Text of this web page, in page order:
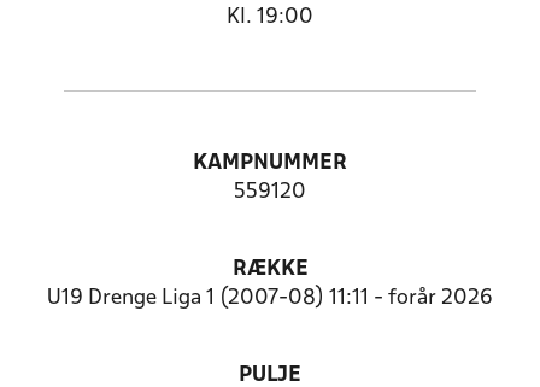
Kl. 19:00
KAMPNUMMER
559120
RÆKKE
U19 Drenge Liga 1 (2007-08) 11:11 - forår 2026
PULJE